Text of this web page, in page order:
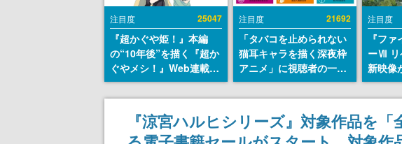
注目度 25047
『超かぐや姫！』本編
の“10年後”を描く『超か
ぐやメシ！』Web連載決
定。新たなWebマンガレ
ーベル「ビビビコミッ
ク」にて特別話が掲載ス
タート、あのお話には…
まだ続きがある！
注目度 21692
「タバコを止められない
猫耳キャラを描く深夜枠
アニメ」に視聴者の一部
から批判意見。違法薬物
の使用と思しき描写も含
めて、BPOが議論を交わ
す
注目度
『フ
ーⅦ リ
新映像
公開へ
クシリ
「
ニング
ディレ
『涼宮ハルヒシリーズ』対象作品を